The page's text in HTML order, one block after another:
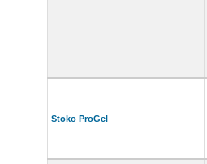
Stoko ProGel